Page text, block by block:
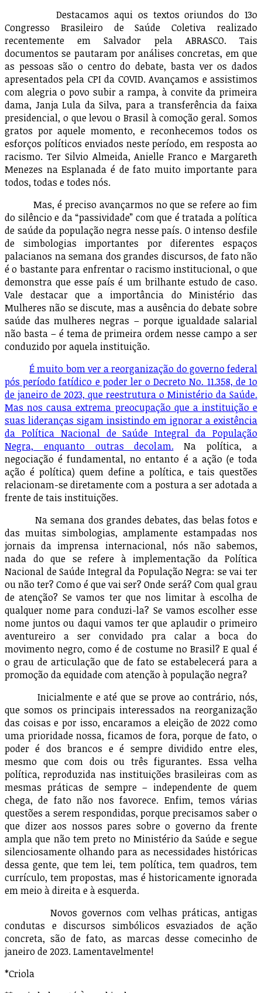
Destacamos aqui os textos oriundos do 13o
Congresso Brasileiro de Saúde Coletiva realizado
recentemente em Salvador pela ABRASCO. Tais
documentos se pautaram por análises concretas, em que
as pessoas são o centro do debate, basta ver os dados
apresentados pela CPI da COVID. Avançamos e assistimos
com alegria o povo subir a rampa, à convite da primeira
dama, Janja Lula da Silva, para a transferência da faixa
presidencial, o que levou o Brasil à comoção geral. Somos
gratos por aquele momento, e reconhecemos todos os
esforços políticos enviados neste período, em resposta ao
racismo. Ter Silvio Almeida, Anielle Franco e Margareth
Menezes na Esplanada é de fato muito importante para
todos, todas e todes nós.
Mas, é preciso avançarmos no que se refere ao fim
do silêncio e da “passividade” com que é tratada a política
de saúde da população negra nesse país. O intenso desfile
de simbologias importantes por diferentes espaços
palacianos na semana dos grandes discursos, de fato não
é o bastante para enfrentar o racismo institucional, o que
demonstra que esse país é um brilhante estudo de caso.
Vale destacar que a importância do Ministério das
Mulheres não se discute, mas a ausência do debate sobre
saúde das mulheres negras – porque igualdade salarial
não basta – é tema de primeira ordem nesse campo a ser
conduzido por aquela instituição.
É muito bom ver a reorganização do governo federal
pós período fatídico e poder ler o Decreto No. 11.358, de 1o
de janeiro de 2023, que reestrutura o Ministério da Saúde.
Mas nos causa extrema preocupação que a instituição e
suas lideranças sigam insistindo em ignorar a existência
da Política Nacional de Saúde Integral da População
Negra, enquanto outras decolam.Na política, a
negociação é fundamental, no entanto é a ação (e toda
ação é política) quem define a política, e tais questões
relacionam-se diretamente com a postura a ser adotada a
frente de tais instituições.
Na semana dos grandes debates, das belas fotos e
das muitas simbologias, amplamente estampadas nos
jornais da imprensa internacional, nós não sabemos,
nada do que se refere à implementação da Política
Nacional de Saúde Integral da População Negra: se vai ter
ou não ter? Como é que vai ser? Onde será? Com qual grau
de atenção? Se vamos ter que nos limitar à escolha de
qualquer nome para conduzi-la? Se vamos escolher esse
nome juntos ou daqui vamos ter que aplaudir o primeiro
aventureiro a ser convidado pra calar a boca do
movimento negro, como é de costume no Brasil? E qual é
o grau de articulação que de fato se estabelecerá para a
promoção da equidade com atenção à população negra?
Inicialmente e até que se prove ao contrário, nós,
que somos os principais interessados na reorganização
das coisas e por isso, encaramos a eleição de 2022 como
uma prioridade nossa, ficamos de fora, porque de fato, o
poder é dos brancos e é sempre dividido entre eles,
mesmo que com dois ou três figurantes. Essa velha
política, reproduzida nas instituições brasileiras com as
mesmas práticas de sempre – independente de quem
chega, de fato não nos favorece. Enfim, temos várias
questões a serem respondidas, porque precisamos saber o
que dizer aos nossos pares sobre o governo da frente
ampla que não tem preto no Ministério da Saúde e segue
silenciosamente olhando para as necessidades históricas
dessa gente, que tem lei, tem política, tem quadros, tem
currículo, tem propostas, mas é historicamente ignorada
em meio à direita e à esquerda.
Novos governos com velhas práticas, antigas
condutas e discursos simbólicos esvaziados de ação
concreta, são de fato, as marcas desse comecinho de
janeiro de 2023. Lamentavelmente!
*Criola